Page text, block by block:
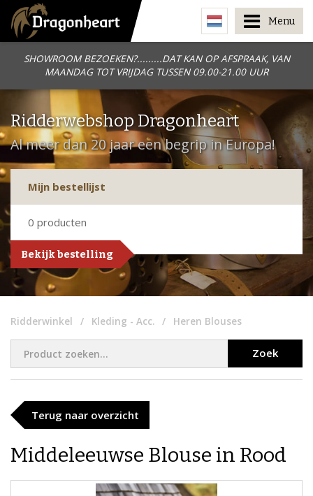
SHOWROOM BEZOEKEN?.........DAT KAN OP AFSPRAAK, VAN
MAANDAG TOT VRIJDAG TUSSEN 09.00-21.00 UUR
Menu
Ridderwebshop Dragonheart
Al meer dan 20 jaar een begrip in Europa!
Mijn bestellijst
0 producten
Bekijk bestelling
Ridderwinkel Kleding - Acc. Heren Blouses
Zoek
Terug naar overzicht
Middeleeuwse Blouse in Rood